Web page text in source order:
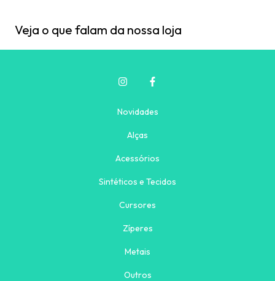
Veja o que falam da nossa loja
Novidades
Alças
Acessórios
Sintéticos e Tecidos
Cursores
Zíperes
Metais
Outros